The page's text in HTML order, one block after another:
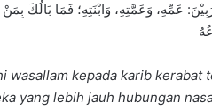
عَمِّهِ، وَعَمَّتِهِ، وَابْنَتِهِ؛ فَمَا بَالُكَ
wasallam kepada karib kerabat
yang lebih jauh hubungan